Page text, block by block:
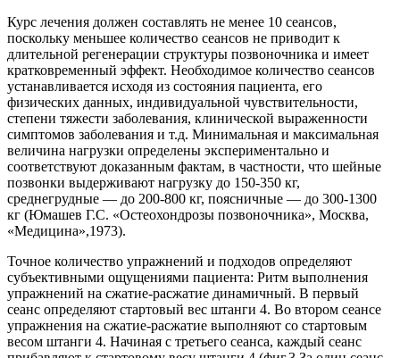
Курс лечения должен составлять не менее 10 сеансов,
поскольку меньшее количество сеансов не приводит к
длительной регенерации структуры позвоночника и имеет
кратковременный эффект. Необходимое количество сеансов
устанавливается исходя из состояния пациента, его
физических данных, индивидуальной чувствительности,
степени тяжести заболевания, клинической выраженности
симптомов заболевания и т.д. Минимальная и максимальная
величина нагрузки определены экспериментально и
соответствуют доказанным фактам, в частности, что шейные
позвонки выдерживают нагрузку до 150-350 кг,
среднегрудные — до 200-800 кг, поясничные — до 300-1300
кг (Юмашев Г.С. «Остеохондрозы позвоночника», Москва,
«Медицина»,1973).
Точное количество упражнений и подходов определяют
субъективными ощущениями пациента: Ритм выполнения
упражнений на сжатие-расжатие динамичный. В первый
сеанс определяют стартовый вес штанги 4. Во втором сеансе
упражнения на сжатие-расжатие выполняют со стартовым
весом штанги 4. Начиная с третьего сеанса, каждый сеанс